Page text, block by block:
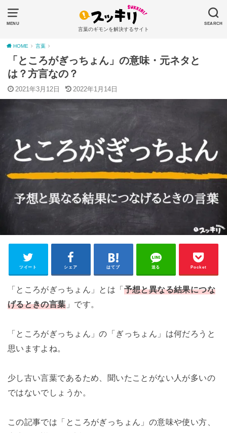
MENU SEARCH
言葉のギモンを解決するサイト
HOME 言葉
「ところがぎっちょん」の意味・元ネタと
は？方言なの？
2021年3月12日 2022年1月14日
ツイート シェア はてブ 送る Pocket
「ところがぎっちょん」とは「 予想と異なる結果につな
げるときの言葉」です。
「ところがぎっちょん」の「ぎっちょん」は何だろうと
思いますよね。
少し古い言葉であるため、聞いたことがない人が多いの
ではないでしょうか。
この記事では「ところがぎっちょん」の意味や使い方、